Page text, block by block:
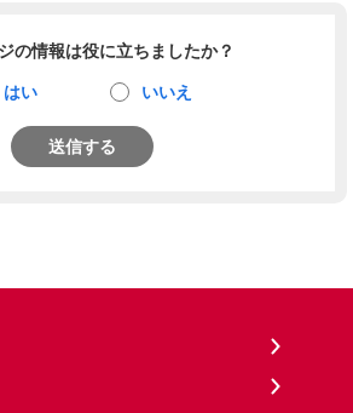
の情報は役に立ちましたか？
はい いいえ
送信する